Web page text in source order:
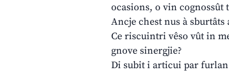
ocasions, o vin
Ancje chest nus à
Ce riscuintri vêso vût in
gnove sinergjie?
Di subit i articui par